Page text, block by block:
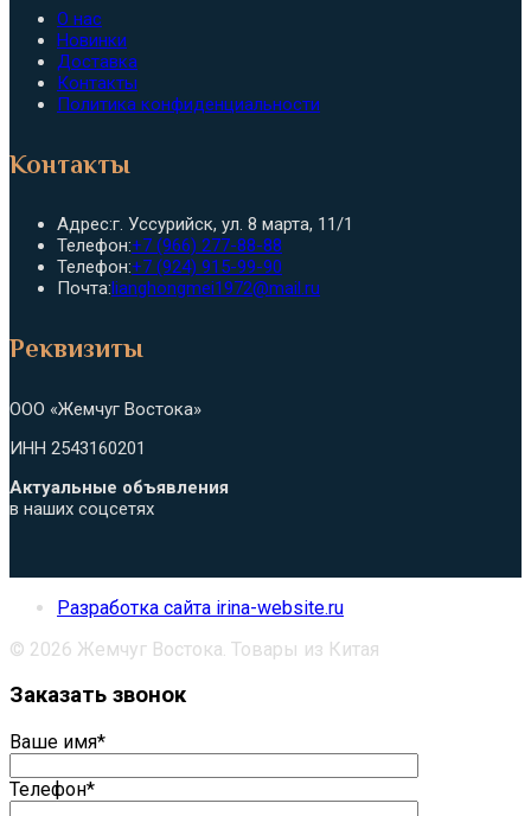
О нас
Новинки
Доставка
Контакты
Политика конфиденциальности
Контакты
Адрес:г. Уссурийск, ул. 8 марта, 11/1
Телефон:+7 (966) 277-88-88
вашем
Телефон:+7 (924) 915-99-90
в
Почта:lianghongmei1972@mail.ru
Реквизиты
ООО «Жемчуг Востока»
ИНН 2543160201
Актуальные объявления
в наших соцсетях
Разработка сайта irina-website.ru
© 2026 Жемчуг Востока. Товары из Китая
Заказать звонок
Ваше имя*
Телефон*